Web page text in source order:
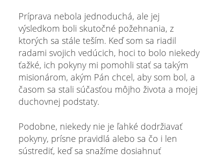
Príprava nebola jednoduchá, ale jej
výsledkom boli skutočné požehnania, z
ktorých sa stále teším. Keď som sa riadil
radami svojich vedúcich, hoci to bolo niekedy
ťažké, ich pokyny mi pomohli stať sa takým
misionárom, akým Pán chcel, aby som bol, a
časom sa stali súčasťou môjho života a mojej
duchovnej podstaty.
Podobne, niekedy nie je ľahké dodržiavať
pokyny, prísne pravidlá alebo sa čo i len
sústrediť, keď sa snažíme dosiahnuť